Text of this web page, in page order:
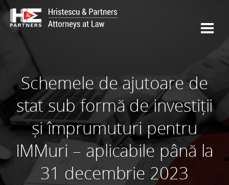
Schemele de ajutoare de
stat sub formă de investiții
și împrumuturi pentru
IMMuri – aplicabile până la
31 decembrie 2023